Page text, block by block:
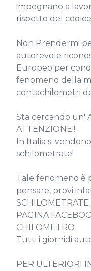
impegnano a
rispetto del
Non Prendermi
autorevole
Europeo per
fenomeno della
contachilometri
Sta cercando un'
ATTENZIONE!!
In Italia si
schilometrate!
Tale fenomeno è
pensare, provi
PAGINA
CHILOMETRO
Tutti i giornidi
PER ULTERIORI